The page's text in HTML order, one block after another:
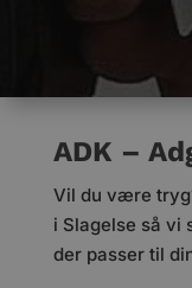
ADK –
Vil du være
i Slagelse så vi
der passer til